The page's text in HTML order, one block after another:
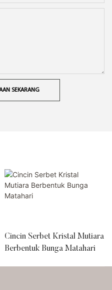
SEKARANG
Cincin Serbet Kristal Mutiara
Berbentuk Bunga Matahari